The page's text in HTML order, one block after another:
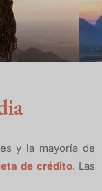
y la mayoría de
de crédito. Las